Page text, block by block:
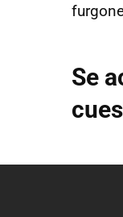
Se